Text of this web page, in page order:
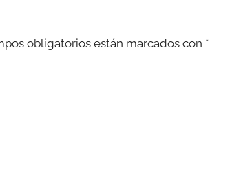
obligatorios están marcados con *